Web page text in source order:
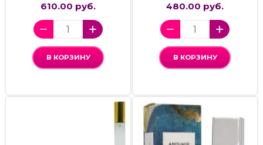
610.00 руб.
В КОРЗИНУ
480.00 руб.
В КОРЗИНУ